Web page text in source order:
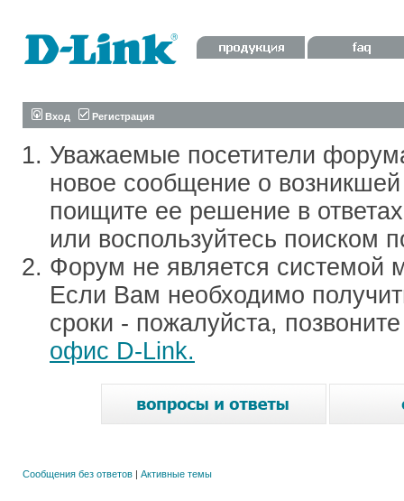
Вход Регистрация
Уважаемые посетители
новое сообщение о
поищите ее решение в
или воспользуйтесь поиском
Форум не является системой
Если Вам необходимо
сроки - пожалуйста,
офис D-Link.
Сообщения без ответов | Активные темы